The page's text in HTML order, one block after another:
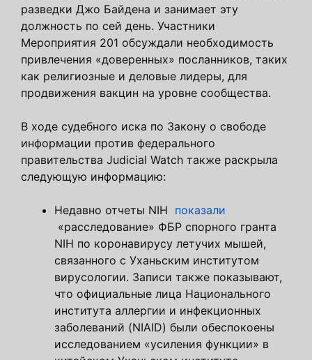
разведки Джо Байдена и занимает эту
должность по сей день. Участники
Мероприятия 201 обсуждали необходимость
привлечения «доверенных» посланников, таких
как религиозные и деловые лидеры, для
продвижения вакцин на уровне сообщества.
В ходе судебного иска по Закону о свободе
информации против федерального
правительства Judicial Watch также раскрыла
следующую информацию:
Недавно отчеты NIH показали
«расследование» ФБР спорного гранта
NIH по коронавирусу летучих мышей,
связанного с Уханьским институтом
вирусологии. Записи также показывают,
что официальные лица Национального
института аллергии и инфекционных
заболеваний (NIAID) были обеспокоены
исследованием «усиления функции» в